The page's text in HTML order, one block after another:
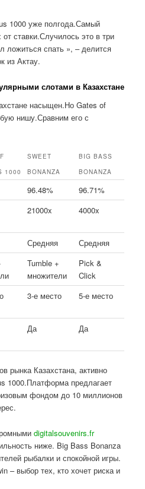
1000 уже полгода.Самый
ставки.Случилось это в три
ложиться спать », – делится
из Актау.
слотами в Казахстане
насыщен.Но Gates of
нишу.Сравним его с
1000
SWEET
BONANZA
BIG BASS
BONANZA
96.48%
96.71%
21000x 4000x
Средняя
Средняя
Tumble +
множители
Pick &
Click
3-е место 5-е место
Да Да
рынка Казахстана, активно
1000.Платформа предлагает
фондом до 10 миллионов
digitalsouvenirs.fr
ниже. Big Bass Bonanza
рыбалки и спокойной игры.
– выбор тех, кто хочет риска и